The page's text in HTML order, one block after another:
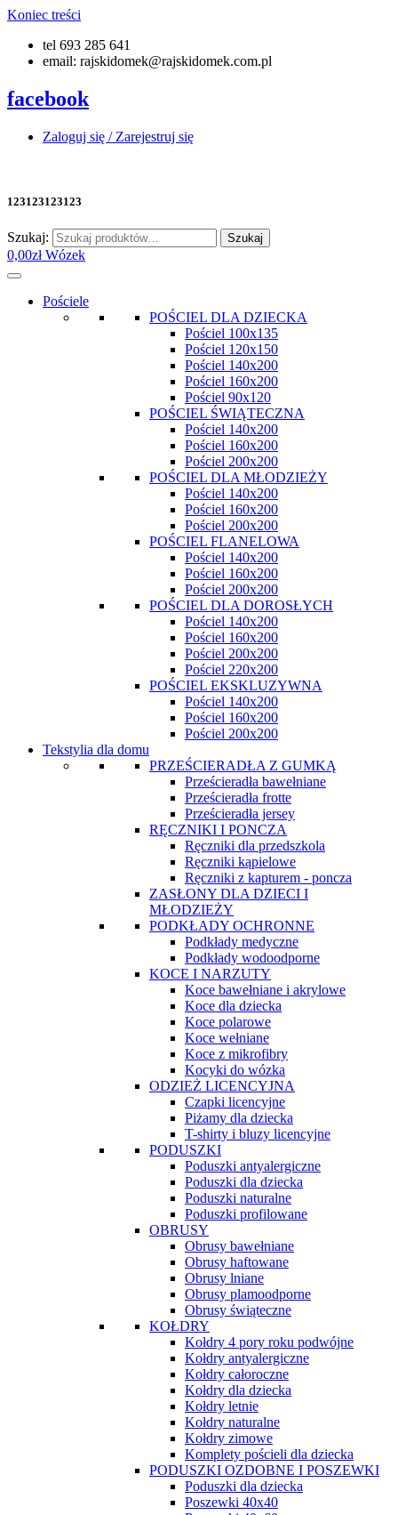
Koniec treści
tel 693 285 641
email: rajskidomek@rajskidomek.com.pl
facebook
Zaloguj się / Zarejestruj się
123123123123
Szukaj: Szukaj
0,00zł Wózek
Pościele
POŚCIEL DLA DZIECKA
Pościel 100x135
Pościel 120x150
Pościel 140x200
Pościel 160x200
Pościel 90x120
POŚCIEL ŚWIĄTECZNA
Pościel 140x200
Pościel 160x200
Pościel 200x200
POŚCIEL DLA MŁODZIEŻY
Pościel 140x200
Pościel 160x200
Pościel 200x200
POŚCIEL FLANELOWA
Pościel 140x200
Pościel 160x200
Pościel 200x200
POŚCIEL DLA DOROSŁYCH
Pościel 140x200
Pościel 160x200
Pościel 200x200
Pościel 220x200
POŚCIEL EKSKLUZYWNA
Pościel 140x200
Pościel 160x200
Pościel 200x200
Tekstylia dla domu
PRZEŚCIERADŁA Z GUMKĄ
Prześcieradła bawełniane
Prześcieradła frotte
Prześcieradła jersey
RĘCZNIKI I PONCZA
Ręczniki dla przedszkola
Ręczniki kąpielowe
Ręczniki z kapturem - poncza
ZASŁONY DLA DZIECI I
MŁODZIEŻY
PODKŁADY OCHRONNE
Podkłady medyczne
Podkłady wodoodporne
KOCE I NARZUTY
Koce bawełniane i akrylowe
Koce dla dziecka
Koce polarowe
Koce wełniane
Koce z mikrofibry
Kocyki do wózka
ODZIEŻ LICENCYJNA
Czapki licencyjne
Piżamy dla dziecka
T-shirty i bluzy licencyjne
PODUSZKI
Poduszki antyalergiczne
Poduszki dla dziecka
Poduszki naturalne
Poduszki profilowane
OBRUSY
Obrusy bawełniane
Obrusy haftowane
Obrusy lniane
Obrusy plamoodporne
Obrusy świąteczne
KOŁDRY
Kołdry 4 pory roku podwójne
Kołdry antyalergiczne
Kołdry całoroczne
Kołdry dla dziecka
Kołdry letnie
Kołdry naturalne
Kołdry zimowe
Komplety pościeli dla dziecka
PODUSZKI OZDOBNE I POSZEWKI
Poduszki dla dziecka
Poszewki 40x40